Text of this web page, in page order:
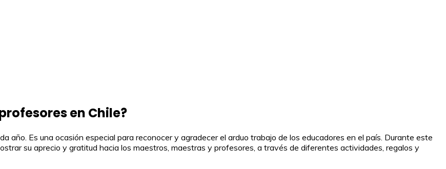
en Chile?
año. Es una ocasión especial para reconocer y agradecer el arduo trabajo de los educadores en el país. Durante este
su aprecio y gratitud hacia los maestros, maestras y profesores, a través de diferentes actividades, regalos y